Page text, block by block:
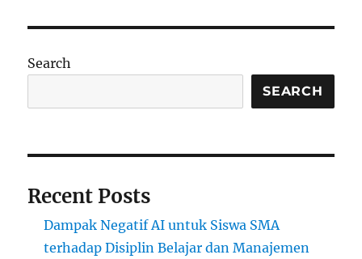
Herzegovina:
Pendidikan
Search
SEARCH
Recent Posts
Dampak Negatif AI untuk Siswa SMA
terhadap Disiplin Belajar dan Manajemen